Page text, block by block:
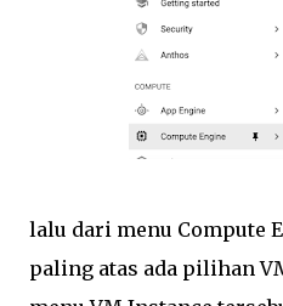
lalu dari menu Compute
paling atas ada pilihan